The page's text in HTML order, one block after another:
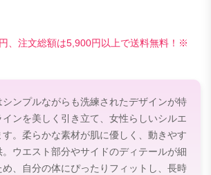
、注文総額は5,900円以上で送料無料！※
ンプルながらも洗練されたデザインが特
ンを美しく引き立て、女性らしいシルエ
す。柔らかな素材が肌に優しく、動きやす
。ウエスト部分やサイドのディテールが細
、自分の体にぴったりフィットし、長時